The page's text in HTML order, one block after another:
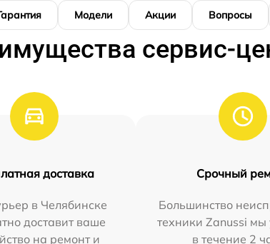
Модели Акции Вопросы
сервис-
доставка
в Челябинске
доставит ваше
на ремонт и
Срочный
Большинство
техники Zanussi мы
в течение 2